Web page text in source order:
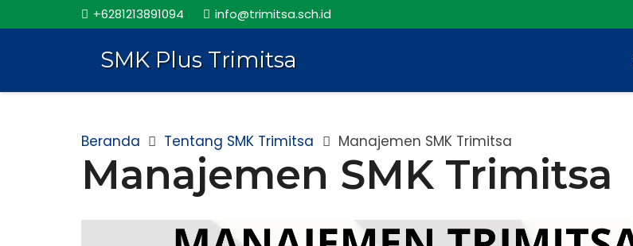
+6281213891094 info@trimitsa.sch.id
SMK Plus Trimitsa
Beranda Tentang SMK Trimitsa Manajemen SMK Trimitsa
Manajemen SMK Trimitsa